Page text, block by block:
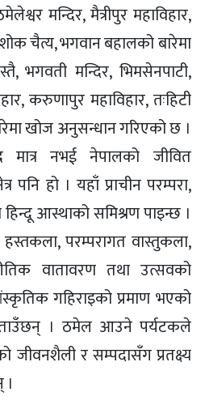
मन्दिर, मैत्रीपुर महाविहार,
अशोक चैत्य, भगवान बहालको बारेमा
भगवती मन्दिर, भिमसेनपाटी,
करुणापुर महाविहार, तःहिटी
खोज अनुसन्धान गरिएको छ ।
मात्र नभई नेपालको जीवित
पनि हो । यहाँ प्राचीन परम्परा,
आस्थाको समिश्रण पाइन्छ ।
परम्परागत वास्तुकला,
वातावरण तथा उत्सवको
गहिराइको प्रमाण भएको
। ठमेल आउने पर्यटकले
जीवनशैली र सम्पदासँग प्रतक्ष्य